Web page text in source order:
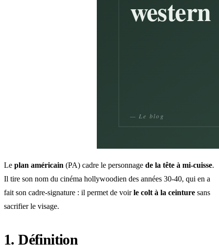
Le plan américain (PA) cadre le personnage de la tête à mi-cuisse.
Il tire son nom du cinéma hollywoodien des années 30-40, qui en a
fait son cadre-signature : il permet de voirle colt à la ceinture sans
sacrifier le visage.
1. Définition